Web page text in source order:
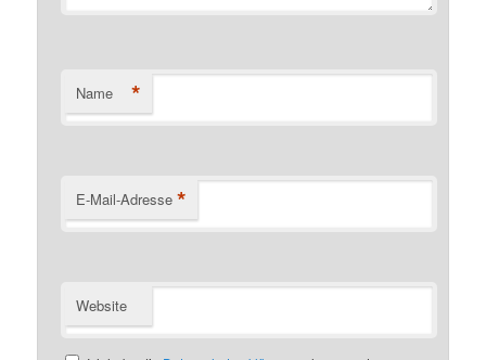
Name *
E-Mail-Adresse *
Website